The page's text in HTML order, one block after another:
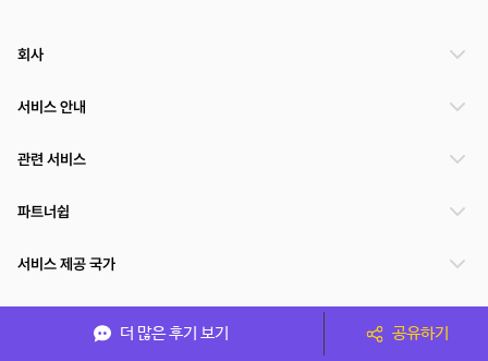
더 많은 후기 보기 공유하기
회사
서비스 안내
관련 서비스
파트너쉽
서비스 제공 국가
(주)NSPACE 사업자정보